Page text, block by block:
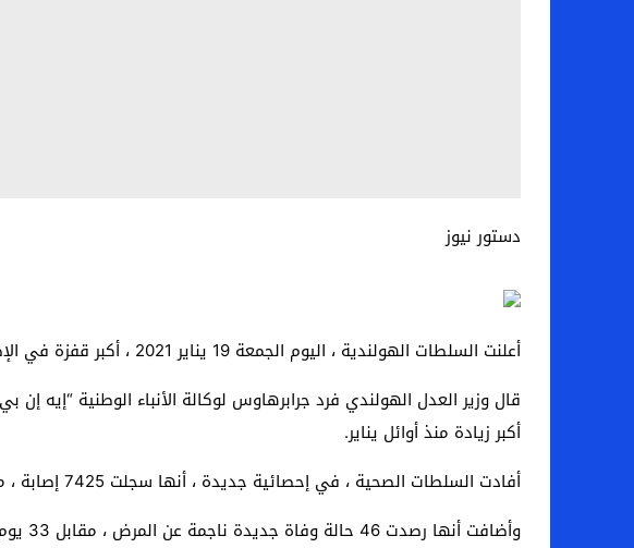
دستور نيوز
أعلنت السلطات الهولندية ، اليوم الجمعة 19 يناير 2021 ، أكبر قفزة في الإصابات الجديدة بفيروس كورونا منذ 2021.
أكبر زيادة منذ أوائل يناير.
أفادت السلطات الصحية ، في إحصائية جديدة ، أنها سجلت 7425 إصابة ، مقارنة بـ 6171 في بيانات الخميس ، ما يرفع الحصيلة العامة إلى مستوى 1187037 حالة.
وأضافت أنها رصدت 46 حالة وفاة جديدة ناجمة عن المرض ، مقابل 33 يوم الخميس ، ليرتفع عدد ضحايا الوباء في هولندا إلى 16244.